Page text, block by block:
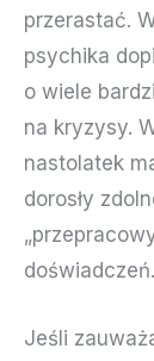
przerastać.
psychika
o wiele
na kryzysy.
nastolatek
dorosły
doświadczeń.
Jeśli